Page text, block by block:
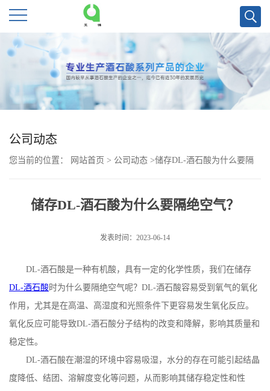
公
首
页
公
公
司
动
态
公司动态
您当前的位置： 网站首页 > 公司动态 >储存DL-酒石酸为什么要隔
储存DL-酒石酸为什么要隔绝空气？
发表时间：2023-06-14
DL-酒石酸是一种有机酸，具有一定的化学性质，我们在储存
DL-酒石酸时为什么要隔绝空气呢？ DL-酒石酸容易受到氧气的氧化
作用，尤其是在高温、高湿度和光照条件下更容易发生氧化反应。
氧化反应可能导致DL-酒石酸分子结构的改变和降解，影响其质量和
稳定性。
DL-酒石酸在潮湿的环境中容易吸湿，水分的存在可能引起结晶
度降低、结团、溶解度变化等问题，从而影响其储存稳定性和性